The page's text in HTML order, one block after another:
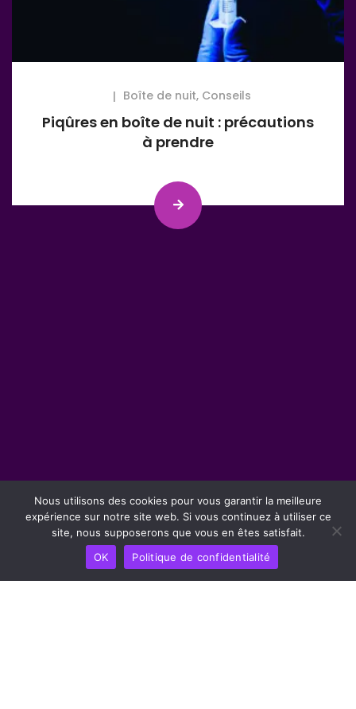
Boîte de nuit, Conseils
Piqûres en boîte de nuit : précautions
à prendre
Nous utilisons des cookies pour vous garantir la meilleure
expérience sur notre site web. Si vous continuez à utiliser ce
site, nous supposerons que vous en êtes satisfait.
OK
Politique de confidentialité